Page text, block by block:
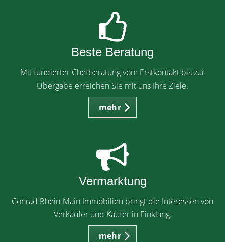
Beste Beratung
Mit fundierter Chefberatung vom Erstkontakt bis zur
Übergabe erreichen Sie mit uns Ihre Ziele.
mehr
Vermarktung
Conrad Rhein-Main Immobilien bringt die Interessen von
Verkäufer und Käufer in Einklang.
mehr